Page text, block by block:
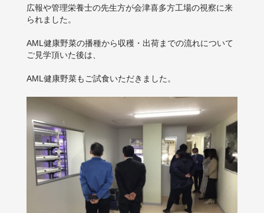
広報や管理栄養士の先生方が会津喜多方工場の視察に来
られました。
AML健康野菜の播種から収穫・出荷までの流れについて
ご見学頂いた後は、
AML健康野菜もご試食いただきました。